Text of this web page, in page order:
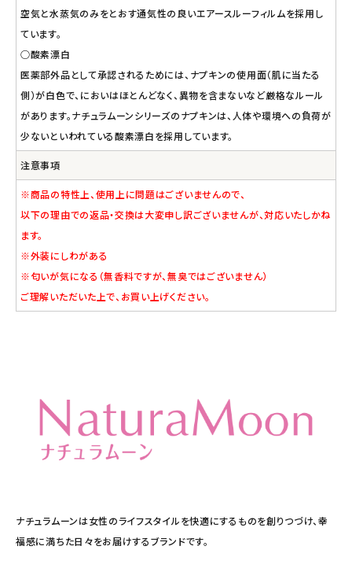
空気と水蒸気のみをとおす通気性の良いエアースルーフィルムを採用し
ています。
○酸素漂白
医薬部外品として承認されるためには、ナプキンの使用面（肌に当たる
側）が白色で、においはほとんどなく、異物を含まないなど厳格なルール
があります。ナチュラムーンシリーズのナプキンは、人体や環境への負荷が
少ないといわれている酸素漂白を採用しています。
注意事項
※商品の特性上、使用上に問題はございませんので、
以下の理由での返品・交換は大変申し訳ございませんが、対応いたしかね
ます。
※外装にしわがある
※匂いが気になる（無香料ですが、無臭ではございません）
ご理解いただいた上で、お買い上げください。
ナチュラムーンは女性のライフスタイルを快適にするものを創りつづけ、幸
福感に満ちた日々をお届けするブランドです。